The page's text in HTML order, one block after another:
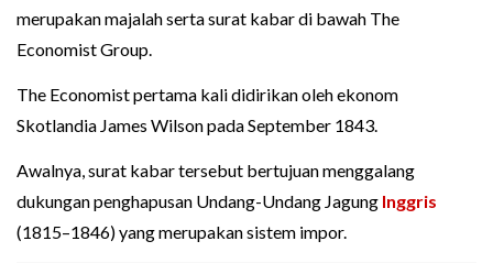
merupakan majalah serta surat kabar di bawah The
Economist Group.
The Economist pertama kali didirikan oleh ekonom
Skotlandia James Wilson pada September 1843.
Awalnya, surat kabar tersebut bertujuan menggalang
dukungan penghapusan Undang-Undang Jagung Inggris
(1815–1846) yang merupakan sistem impor.